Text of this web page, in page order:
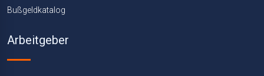
Bußgeldkatalog
Arbeitgeber